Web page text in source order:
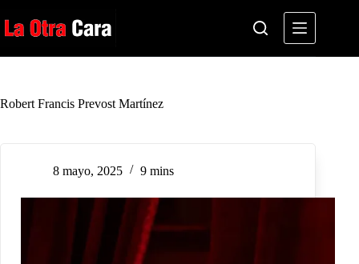
al
contenido
Robert Francis Prevost Martínez
8 mayo, 2025 9 mins